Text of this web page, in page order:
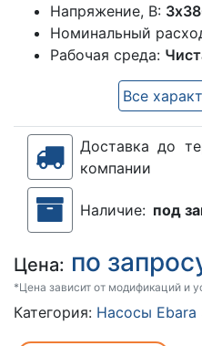
Напряжение, В:
Номинальный
Рабочая среда:
Все
Доставка до
компании
Наличие: под
Цена: по
*Цена зависит от модификаций и
Категория: Насосы Ebara